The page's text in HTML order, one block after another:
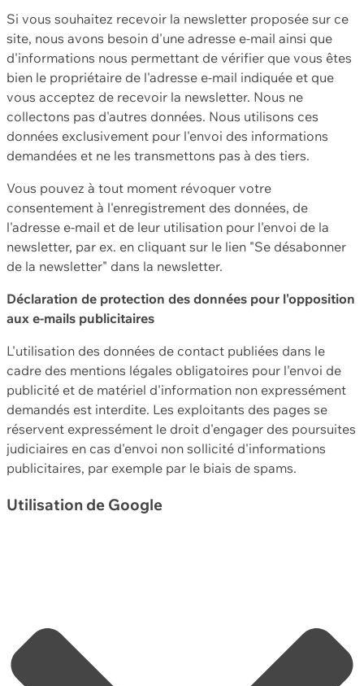
Si vous souhaitez recevoir la newsletter proposée sur ce
site, nous avons besoin d'une adresse e-mail ainsi que
d'informations nous permettant de vérifier que vous êtes
bien le propriétaire de l'adresse e-mail indiquée et que
vous acceptez de recevoir la newsletter. Nous ne
collectons pas d'autres données. Nous utilisons ces
données exclusivement pour l'envoi des informations
demandées et ne les transmettons pas à des tiers.
Vous pouvez à tout moment révoquer votre
consentement à l'enregistrement des données, de
l'adresse e-mail et de leur utilisation pour l'envoi de la
newsletter, par ex. en cliquant sur le lien "Se désabonner
de la newsletter" dans la newsletter.
Déclaration de protection des données pour l'opposition
aux e-mails publicitaires
L'utilisation des données de contact publiées dans le
cadre des mentions légales obligatoires pour l'envoi de
publicité et de matériel d'information non expressément
demandés est interdite. Les exploitants des pages se
réservent expressément le droit d'engager des poursuites
judiciaires en cas d'envoi non sollicité d'informations
publicitaires, par exemple par le biais de spams.
Utilisation de Google